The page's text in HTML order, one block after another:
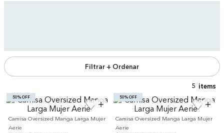
Filtrar + Ordenar
5
50% OFF
Camisa Oversized Manga Larga Mujer
Aerie
50% OFF
Camisa Oversized Manga Larga Mujer
Aerie